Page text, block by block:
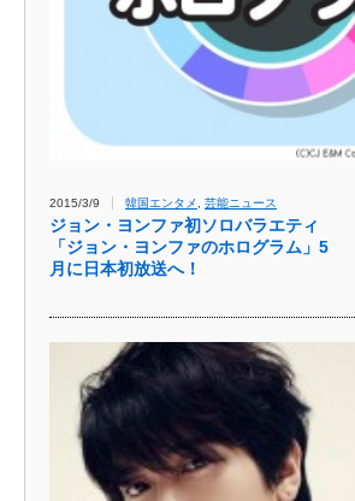
2015/3/9 韓国エンタメ 芸能ニュース
ジョン・ヨンファ初ソロバラエ​ティ
「ジョン・ヨンファのホログラム」5
月に日本初放送へ！